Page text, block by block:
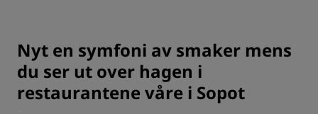
Nyt en symfoni av smaker mens
du ser ut over hagen i
restaurantene våre i Sopot